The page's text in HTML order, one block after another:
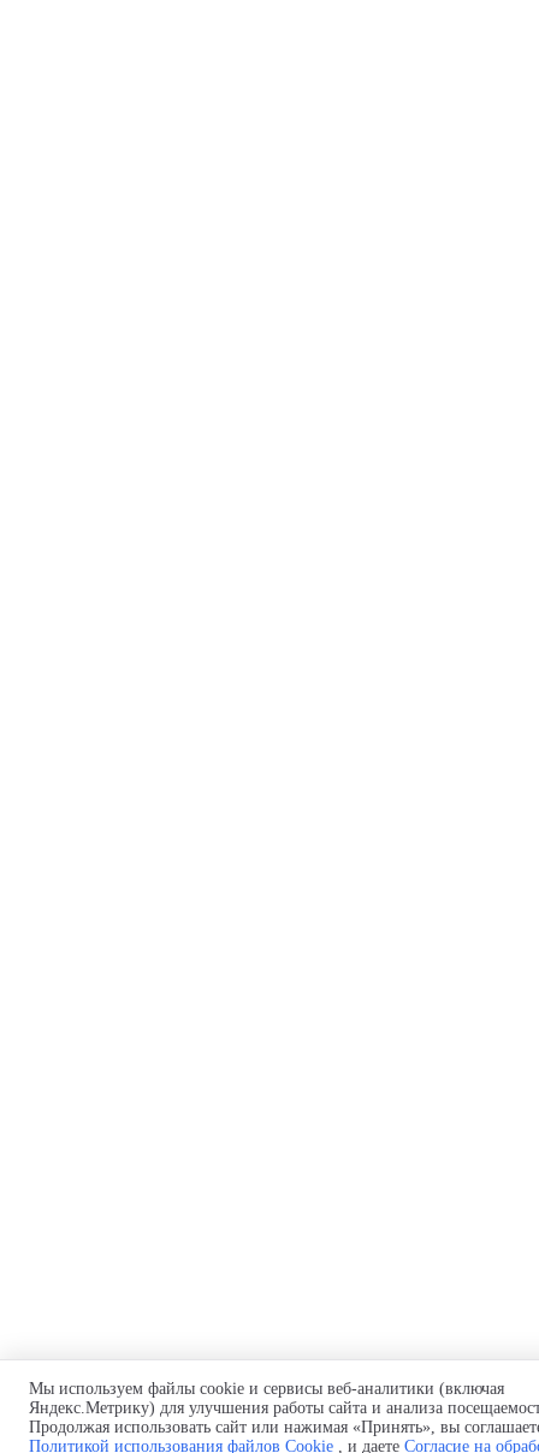
Мы используем файлы cookie и сервисы веб-аналитики (включая
Яндекс.Метрику) для улучшения работы сайта и анализа
Продолжая использовать сайт или нажимая «Принять», вы
Политикой использования файлов Cookie , и даете Согласие на